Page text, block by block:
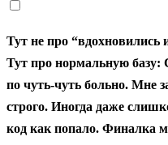
Тут не про “вдохновились
Тут про нормальную
по чуть-чуть больно. Мне
строго. Иногда даже
код как попало. Финалка